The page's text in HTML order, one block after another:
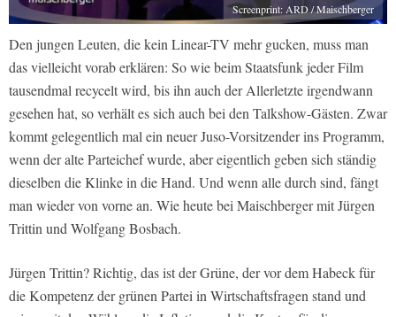
Screenprint: ARD / Maischberger
Den jungen Leuten, die kein Linear-TV mehr gucken, muss man
das vielleicht vorab erklären: So wie beim Staatsfunk jeder Film
tausendmal recycelt wird, bis ihn auch der Allerletzte irgendwann
gesehen hat, so verhält es sich auch bei den Talkshow-Gästen. Zwar
kommt gelegentlich mal ein neuer Juso-Vorsitzender ins Programm,
wenn der alte Parteichef wurde, aber eigentlich geben sich ständig
dieselben die Klinke in die Hand. Und wenn alle durch sind, fängt
man wieder von vorne an. Wie heute bei Maischberger mit Jürgen
Trittin und Wolfgang Bosbach.
Jürgen Trittin? Richtig, das ist der Grüne, der vor dem Habeck für
die Kompetenz der grünen Partei in Wirtschaftsfragen stand und